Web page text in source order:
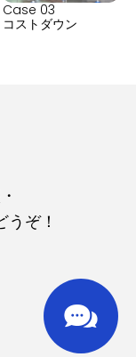
Case 03
コストダウン
ぞ！